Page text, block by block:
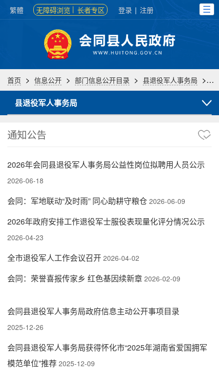
繁體 无障碍浏览 长者专区 登录 | 注册
首页 > 信息公开 > 部门信息公开目录 > 县退役军人事务局 >
县退役军人事务局
通知公告
2026年会同县退役军人事务局公益性岗位拟聘用人员公示
2026-06-18
会同：军地联动“及时雨” 同心助耕守粮仓 2026-06-09
2026年政府安排工作退役军士服役表现量化评分情况公示
2026-04-23
全市退役军人工作会议召开 2026-04-02
会同：荣誉喜报传家乡 红色基因续新章 2026-02-09
会同县退役军人事务局政府信息主动公开事项目录
2025-12-26
会同县退役军人事务局获得怀化市“2025年湖南省爱国拥军
模范单位”推荐 2025-12-09